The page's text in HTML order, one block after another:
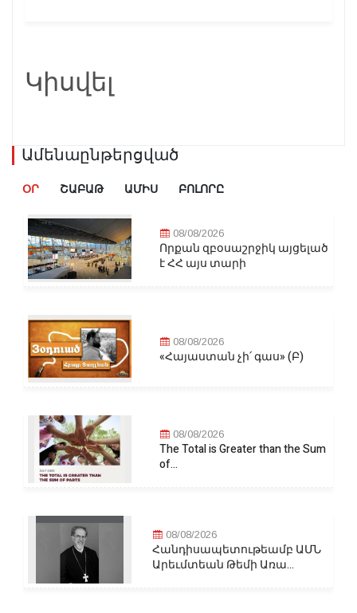
Կիսվել
Ամենաընթերցված
ՕՐ ՇԱԲԱԹ ԱՄԻՍ ԲՈԼՈՐԸ
08/08/2026
Որքան զբօսաշրջիկ այցելած
է ՀՀ այս տարի
08/08/2026
«Հայաստան չի՛ գաս» (Բ)
08/08/2026
The Total is Greater than the Sum
of...
08/08/2026
Հանդիսապետութեամբ ԱՄՆ
Արեւմտեան Թեմի Առա...